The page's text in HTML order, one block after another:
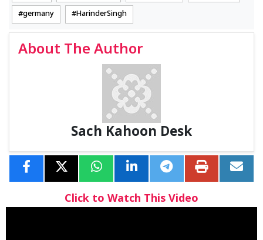
germany HarinderSingh
About The Author
Sach Kahoon Desk
Click to Watch This Video